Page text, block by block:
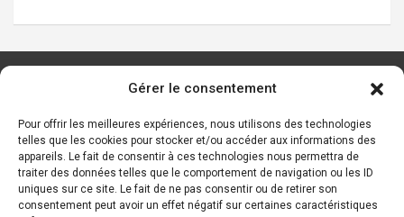
Gérer le consentement
Pour offrir les meilleures expériences, nous utilisons des technologies
telles que les cookies pour stocker et/ou accéder aux informations des
appareils. Le fait de consentir à ces technologies nous permettra de
traiter des données telles que le comportement de navigation ou les ID
uniques sur ce site. Le fait de ne pas consentir ou de retirer son
consentement peut avoir un effet négatif sur certaines caractéristiques
Les principaux outils d’IA
Ressources sur l’IA
Start-ups de l’IA
Les personnalités de l’IA
Lexique de l’IA générative et des chatbots IA